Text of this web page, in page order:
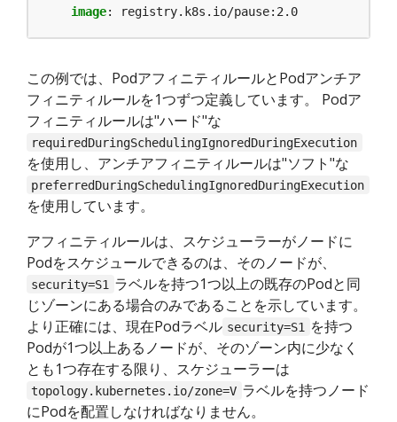
image: registry.k8s.io/pause:2.0
この例では、PodアフィニティルールとPodアンチア
フィニティルールを1つずつ定義しています。 Podア
フィニティルールは"ハード"な
requiredDuringSchedulingIgnoredDuringExecution
を使用し、アンチアフィニティルールは"ソフト"な
preferredDuringSchedulingIgnoredDuringExecution
を使用しています。
アフィニティルールは、スケジューラーがノードに
Podをスケジュールできるのは、そのノードが、
security=S1 ラベルを持つ1つ以上の既存のPodと同
じゾーンにある場合のみであることを示しています。
より正確には、現在Podラベル security=S1
を持つ
Podが1つ以上あるノードが、そのゾーン内に少なく
とも1つ存在する限り、スケジューラーは
topology.kubernetes.io/zone=V ラベルを持つノード
にPodを配置しなければなりません。